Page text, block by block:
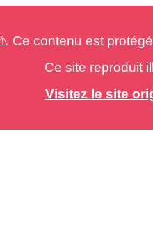
Ce contenu est
Ce site reproduit
Visitez le site